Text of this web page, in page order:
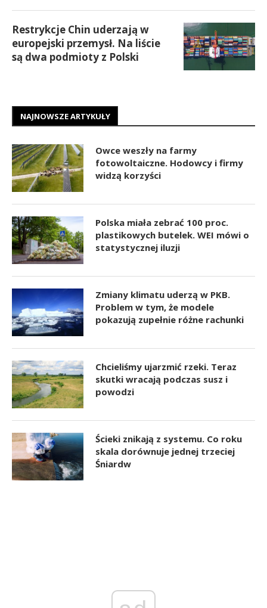
Restrykcje Chin uderzają w
europejski przemysł. Na liście
są dwa podmioty z Polski
NAJNOWSZE ARTYKUŁY
Owce weszły na farmy
fotowoltaiczne. Hodowcy i firmy
widzą korzyści
Polska miała zebrać 100 proc.
plastikowych butelek. WEI mówi o
statystycznej iluzji
Zmiany klimatu uderzą w PKB.
Problem w tym, że modele
pokazują zupełnie różne rachunki
Chcieliśmy ujarzmić rzeki. Teraz
skutki wracają podczas susz i
powodzi
Ścieki znikają z systemu. Co roku
skala dorównuje jednej trzeciej
Śniardw